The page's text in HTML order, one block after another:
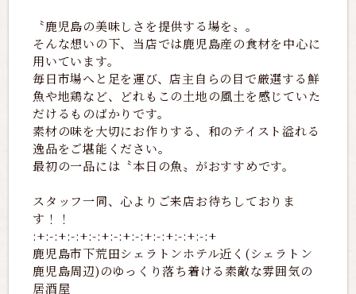
〝鹿児島の美味しさを提供する場を〟。
そんな想いの下、当店では鹿児島産の食材を中心に
用いています。
毎日市場へと足を運び、店主自らの目で厳選する鮮
魚や地鶏など、どれもこの土地の風土を感じていた
だけるものばかりです。
素材の味を大切にお作りする、和のテイスト溢れる
逸品をご堪能ください。
最初の一品には〝本日の魚〟がおすすめです。
スタッフ一同、心よりご来店お待ちしておりま
す！！
:+:-:+:-:+:-:+:-:+:-:+:-:+:-:+:-:+
鹿児島市下荒田シェラトンホテル近く(シェラトン
鹿児島周辺)のゆっくり落ち着ける素敵な雰囲気の
居酒屋